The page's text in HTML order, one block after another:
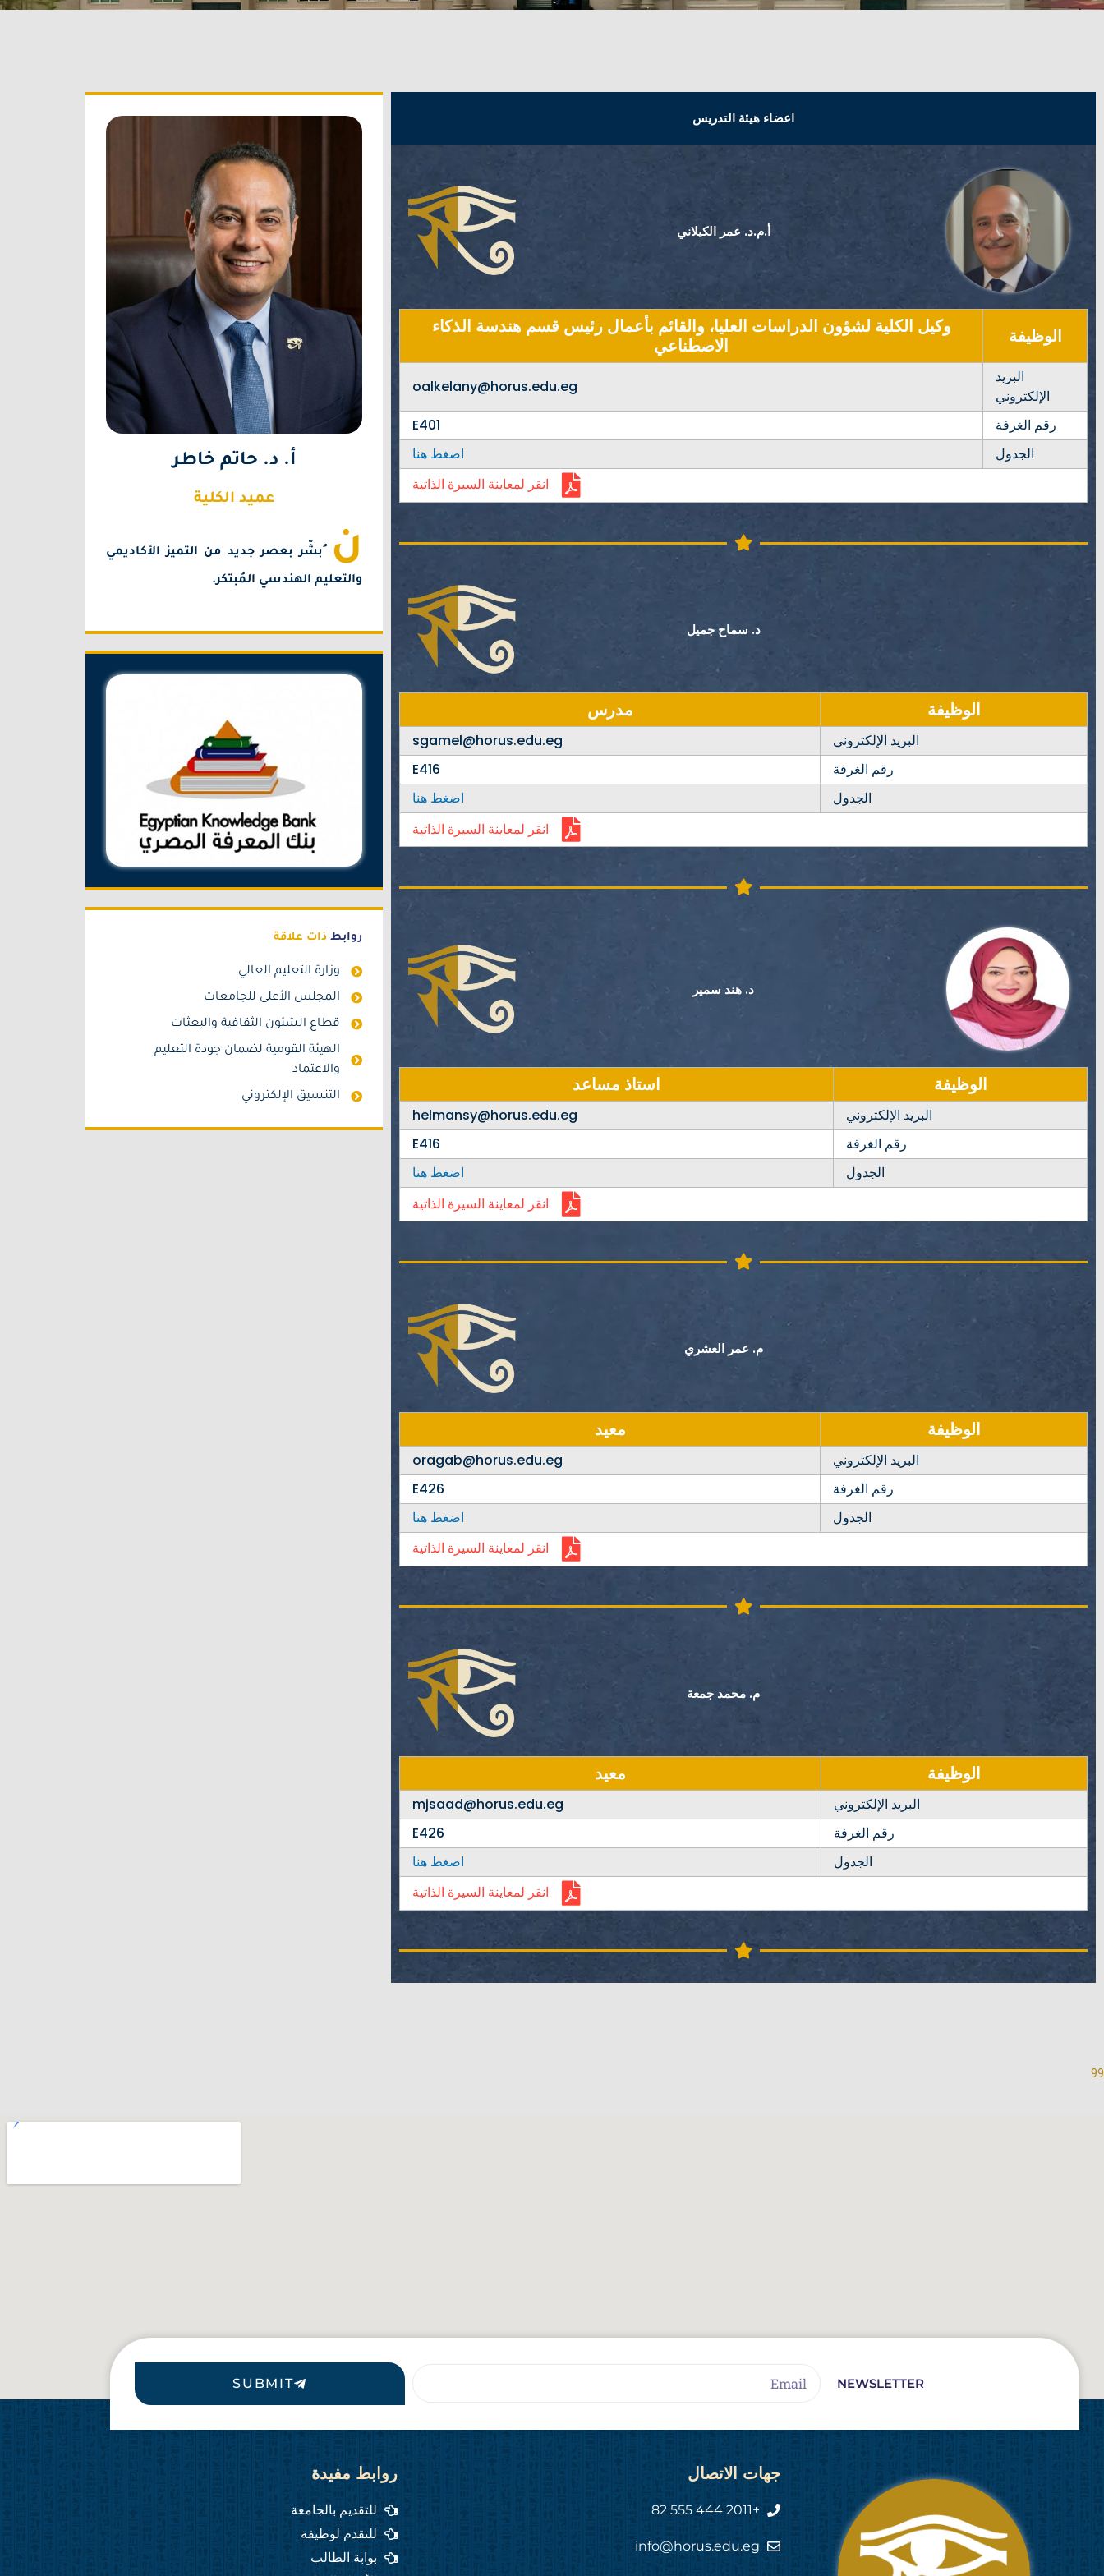
اعضاء هيئة التدريس
أ.م.د. عمر الكيلاني
الوظيفة
وكيل الكلية لشؤون الدراسات العليا، والقائم بأعمال رئيس قسم هندسة الذكاء
الاصطناعي
البريد
الإلكتروني
oalkelany@horus.edu.eg
رقم الغرفة
E401
الجدول
اضغط هنا
انقر لمعاينة السيرة الذاتية
د. سماح جميل
الوظيفة مدرس
البريد الإلكتروني
sgamel@horus.edu.eg
رقم الغرفة
E416
الجدول
اضغط هنا
انقر لمعاينة السيرة الذاتية
د. هند سمير
الوظيفة استاذ مساعد
البريد الإلكتروني
helmansy@horus.edu.eg
رقم الغرفة
E416
الجدول
اضغط هنا
انقر لمعاينة السيرة الذاتية
م. عمر العشري
الوظيفة معيد
البريد الإلكتروني
oragab@horus.edu.eg
رقم الغرفة
E426
الجدول
اضغط هنا
انقر لمعاينة السيرة الذاتية
م. محمد جمعة
الوظيفة معيد
البريد الإلكتروني
mjsaad@horus.edu.eg
رقم الغرفة
E426
الجدول
اضغط هنا
انقر لمعاينة السيرة الذاتية
أ. د. حاتم خاطر
عميد الكلية
ن ُبشّر بعصر جديد من التميز الأكاديمي
والتعليم الهندسي المُبتكر.
روابط ذات علاقة
وزارة التعليم العالي
المجلس الأعلى للجامعات
قطاع الشئون الثقافية والبعثات
الهيئة القومية لضمان جودة التعليم
والاعتماد
التنسيق الإلكتروني
99
NEWSLETTER
SUBMIT
جهات الاتصال
+2011 444 555 82
info@horus.edu.eg
روابط مفيدة
للتقديم بالجامعة
للتقدم لوظيفة
بوابة الطالب